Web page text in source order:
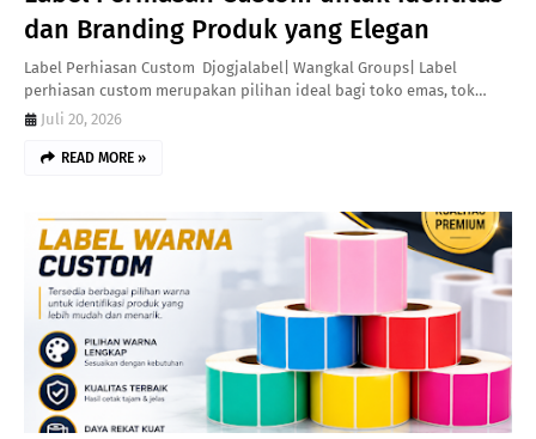
dan Branding Produk yang Elegan
Label Perhiasan Custom Djogjalabel| Wangkal Groups| Label
perhiasan custom merupakan pilihan ideal bagi toko emas, tok…
Juli 20, 2026
READ MORE »